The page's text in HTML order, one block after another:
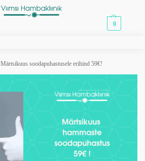
0
Märtsikuus soodapuhastusele erihind 59€!